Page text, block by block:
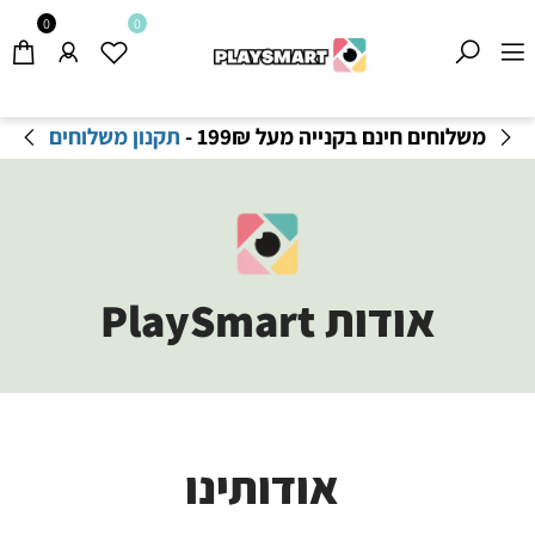
משלוחים חינם בקנייה מעל 199 ₪
- תקנון משלוחים
0 0
אודות PlaySmart
אודותינו